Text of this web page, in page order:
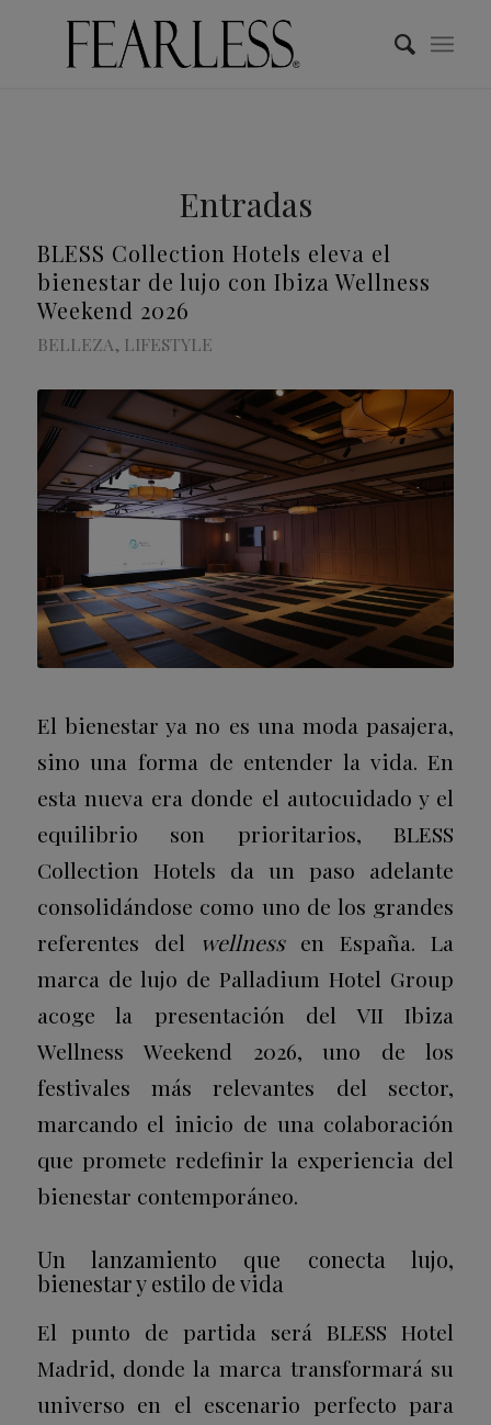
Entradas
BLESS Collection Hotels eleva el
bienestar de lujo con Ibiza Wellness
Weekend 2026
BELLEZA, LIFESTYLE
El bienestar ya no es una moda pasajera,
sino una forma de entender la vida. En
esta nueva era donde el autocuidado y el
equilibrio son prioritarios, BLESS
Collection Hotels da un paso adelante
consolidándose como uno de los grandes
referentes del wellnessen España. La
marca de lujo dePalladium Hotel Group
acoge la presentación del VII Ibiza
Wellness Weekend 2026, uno de los
festivales más relevantes del sector,
marcando el inicio de una colaboración
que promete redefinir la experiencia del
bienestar contemporáneo.
Un lanzamiento que conecta lujo,
bienestar y estilo de vida
El punto de partida será BLESS Hotel
Madrid, donde la marca transformará su
universo en el escenario perfecto para